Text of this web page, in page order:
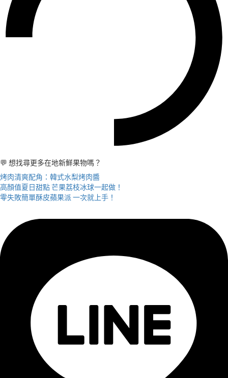
💬 想找尋更多在地新鮮果物嗎？
烤肉清爽配角：韓式水梨烤肉醬
高顏值夏日甜點 芒果荔枝冰球一起做！
零失敗簡單酥皮蘋果派 一次就上手！